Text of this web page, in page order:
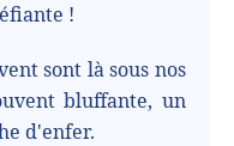
!
sont là sous nos
bluffante, un
d'enfer.